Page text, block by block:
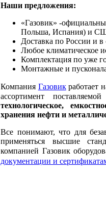
Наши предложения:
«Газовик» -
Польша, Испания) и
Доставка по России и
Любое климатическое
Комплектация по уже
Монтажные и
Компания Газовикработает
ассортимент
технологическое,
хранения нефти и
Все понимают, что для
применяться высшие
компанией Газовик
документации и